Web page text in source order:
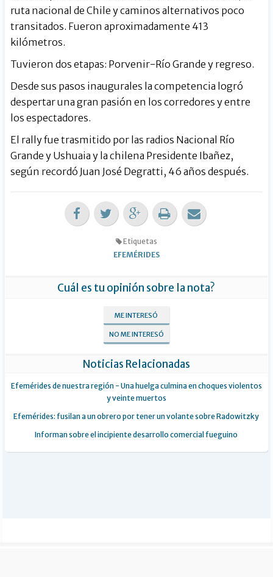
ruta nacional de Chile y caminos alternativos poco
transitados. Fueron aproximadamente 413
kilómetros.
Tuvieron dos etapas: Porvenir-Río Grande y regreso.
Desde sus pasos inaugurales la competencia logró
despertar una gran pasión en los corredores y entre
los espectadores.
El rally fue trasmitido por las radios Nacional Río
Grande y Ushuaia y la chilena Presidente Ibañez,
según recordó Juan José Degratti, 46 años después.
Etiquetas
EFEMÉRIDES
Cuál es tu opinión sobre la nota?
ME INTERESÓ
NO ME INTERESÓ
Noticias Relacionadas
Efemérides de nuestra región - Una huelga culmina en choques violentos
y veinte muertos
Efemérides: fusilan a un obrero por tener un volante sobre Radowitzky
Informan sobre el incipiente desarrollo comercial fueguino